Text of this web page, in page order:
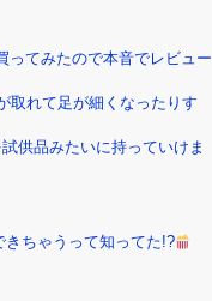
ってみたので本音でレビュー
取れて足が細くなったりす
供品みたいに持っていけま
ちゃうって知ってた!?